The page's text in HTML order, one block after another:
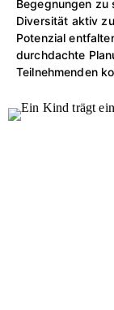
Begegnungen zu
Diversität aktiv
Potenzial
durchdachte
Teilnehmenden